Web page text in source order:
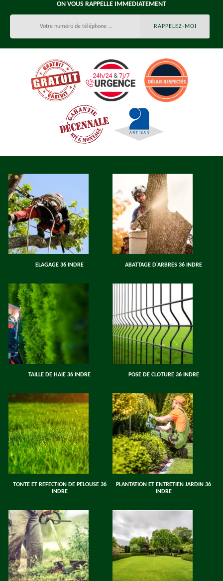
ON VOUS RAPPELLE IMMEDIATEMENT
ELAGAGE 36 INDRE ABATTAGE D'ARBRES 36 INDRE
TAILLE DE HAIE 36 INDRE POSE DE CLOTURE 36 INDRE
TONTE ET REFECTION DE PELOUSE 36
INDRE
PLANTATION ET ENTRETIEN JARDIN 36
INDRE